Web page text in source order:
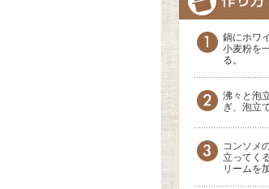
鍋にホワ
小麦粉を
る。
沸々と泡
ぎ、泡立
コンソメ
立ってく
リームを